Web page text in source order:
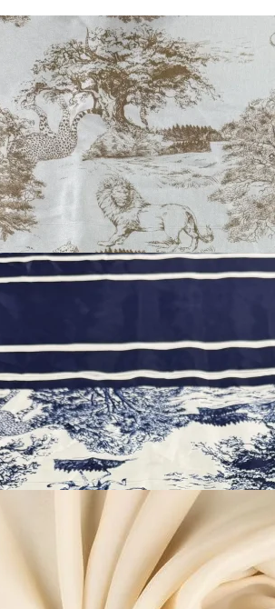
Dior
Ткань Dior
вискоза
140 смбледно-песочный
1 500₽
за м
Купить
Dior
1 500₽
за м
Купить
Шёлк крепдешин
бледно-пшеничный